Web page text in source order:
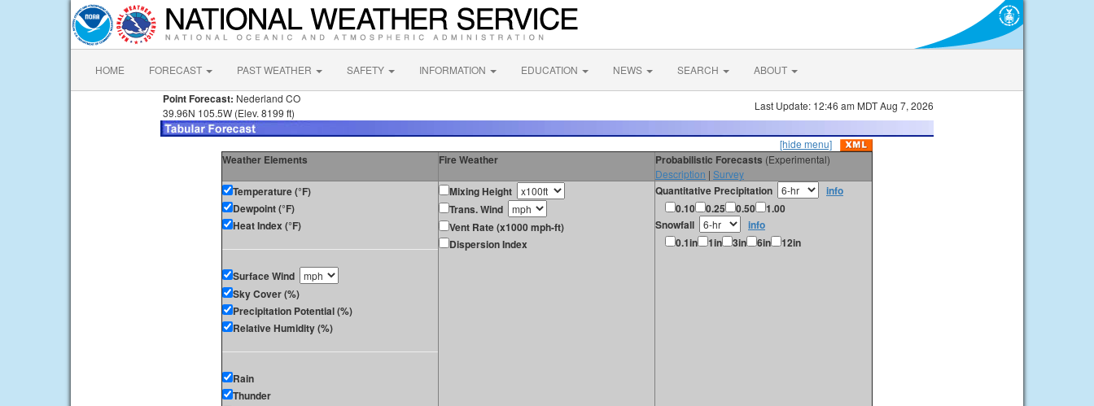
HOME FORECAST PAST WEATHER SAFETY INFORMATION EDUCATION NEWS SEARCH ABOUT
Point Forecast: Nederland CO
39.96N 105.5W (Elev. 8199 ft)
Last Update: 12:46 am MDT Aug 7, 2026
[hide menu]
Weather Elements Fire Weather Probabilistic Forecasts (Experimental)
Description | Survey
Temperature (°F)
Dewpoint (°F)
Heat Index (°F)
Surface Wind
Sky Cover (%)
Precipitation Potential (%)
Relative Humidity (%)
Rain
Thunder
Mixing Height
Trans. Wind
Vent Rate (x1000 mph-ft)
Dispersion Index
Quantitative Precipitation
info
0.10
0.25 0.50
1.00
Snowfall
info
0.1in
1in 3in 6in 12in